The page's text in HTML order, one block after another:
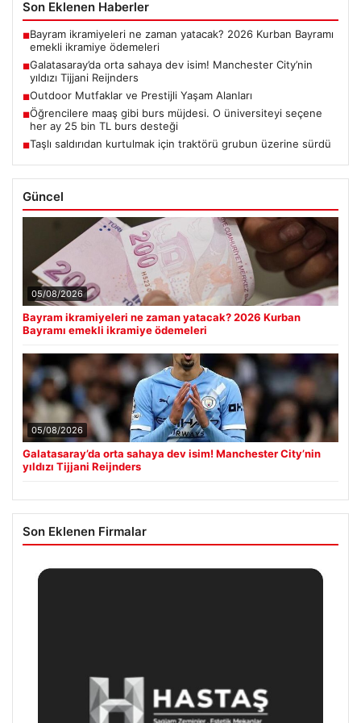
Son Eklenen Haberler
■Bayram ikramiyeleri ne zaman yatacak? 2026 Kurban Bayramı
emekli ikramiye ödemeleri
■Galatasaray’da orta sahaya dev isim! Manchester City’nin
yıldızı Tijjani Reijnders
■Outdoor Mutfaklar ve Prestijli Yaşam Alanları
■Öğrencilere maaş gibi burs müjdesi. O üniversiteyi seçene
her ay 25 bin TL burs desteği
■Taşlı saldırıdan kurtulmak için traktörü grubun üzerine sürdü
Güncel
05/08/2026
Bayram ikramiyeleri ne zaman yatacak? 2026 Kurban
Bayramı emekli ikramiye ödemeleri
05/08/2026
Galatasaray’da orta sahaya dev isim! Manchester City’nin
yıldızı Tijjani Reijnders
Son Eklenen Firmalar